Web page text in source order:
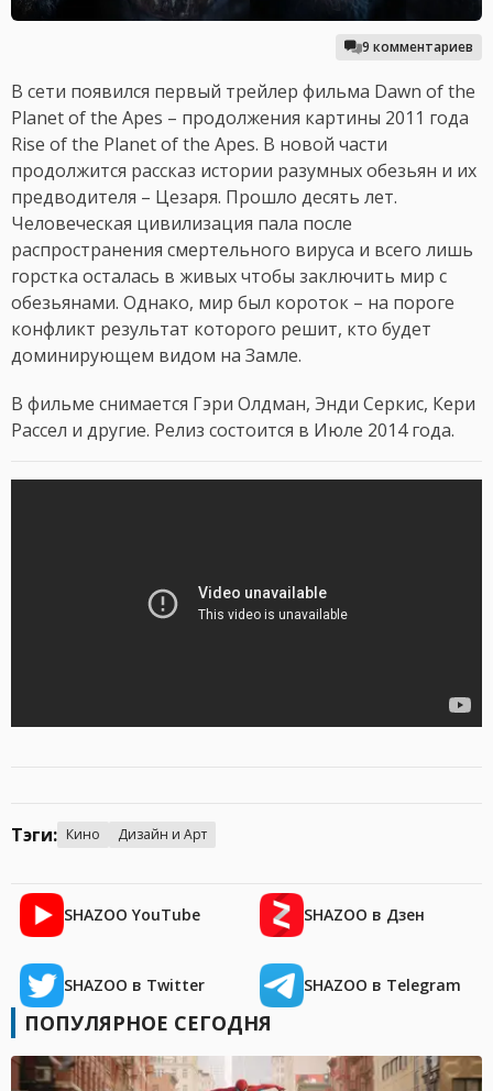
9 комментариев
В сети появился первый трейлер фильма Dawn of the
Planet of the Apes – продолжения картины 2011 года
Rise of the Planet of the Apes. В новой части
продолжится рассказ истории разумных обезьян и их
предводителя – Цезаря. Прошло десять лет.
Человеческая цивилизация пала после
распространения смертельного вируса и всего лишь
горстка осталась в живых чтобы заключить мир с
обезьянами. Однако, мир был короток – на пороге
конфликт результат которого решит, кто будет
доминирующем видом на Замле.
В фильме снимается Гэри Олдман, Энди Серкис, Кери
Рассел и другие. Релиз состоится в Июле 2014 года.
Тэги: Кино Дизайн и Арт
SHAZOO YouTube SHAZOO в Дзен
SHAZOO в Twitter SHAZOO в Telegram
ПОПУЛЯРНОЕ СЕГОДНЯ